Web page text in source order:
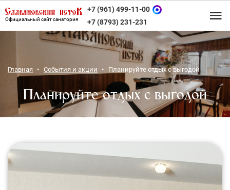
Официальный сайт санатория
+7 (961) 499-11-00
+7 (8793) 231-231
Главная События и акции Планируйте отдых с выгодой
Планируйте отдых с выгодой